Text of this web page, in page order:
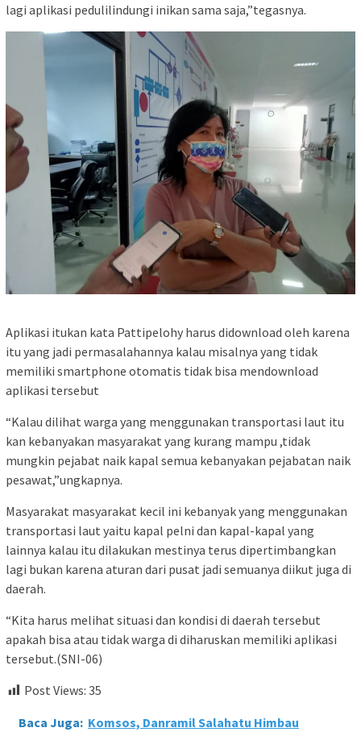
lagi aplikasi pedulilindungi inikan sama saja,”tegasnya.
Aplikasi itukan kata Pattipelohy harus didownload oleh karena
itu yang jadi permasalahannya kalau misalnya yang tidak
memiliki smartphone otomatis tidak bisa mendownload
aplikasi tersebut
“Kalau dilihat warga yang menggunakan transportasi laut itu
kan kebanyakan masyarakat yang kurang mampu ,tidak
mungkin pejabat naik kapal semua kebanyakan pejabatan naik
pesawat,”ungkapnya.
Masyarakat masyarakat kecil ini kebanyak yang menggunakan
transportasi laut yaitu kapal pelni dan kapal-kapal yang
lainnya kalau itu dilakukan mestinya terus dipertimbangkan
lagi bukan karena aturan dari pusat jadi semuanya diikut juga di
daerah.
“Kita harus melihat situasi dan kondisi di daerah tersebut
apakah bisa atau tidak warga di diharuskan memiliki aplikasi
tersebut.(SNI-06)
Post Views: 35
Baca Juga: Komsos, Danramil Salahatu Himbau